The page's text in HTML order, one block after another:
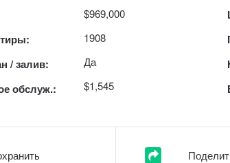
/ залив:
обслуж.:
$969,000
1908
Да
$1,545